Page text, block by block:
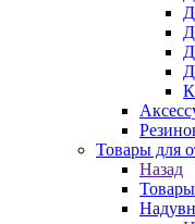
Товары для
Назад